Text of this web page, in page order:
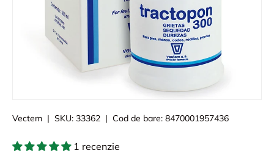
Vectem | SKU: 33362 | Cod de bare: 8470001957436
1 recenzie